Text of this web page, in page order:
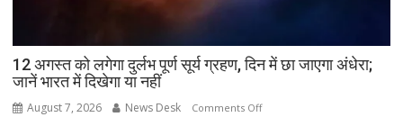
भूमिका
नहीं
12 अगस्त को लगेगा दुर्लभ पूर्ण सूर्य ग्रहण, दिन में छा जाएगा अंधेरा;
जानें भारत में दिखेगा या नहीं
August 7, 2026 News Desk Comments Offon